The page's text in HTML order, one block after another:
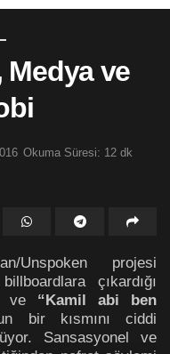
Medya ve
Okuma Süresi: 12 dk
Unspoken projesi
çıkardığı
ve “Kamil abi ben
bir kısmını ciddi
Sansasyonel ve